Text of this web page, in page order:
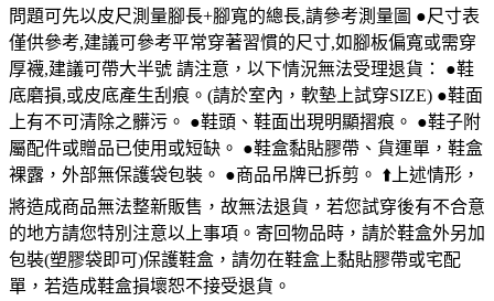
問題可先以皮尺測量腳長+腳寬的總長,請參考測量圖 ●尺寸表
僅供參考,建議可參考平常穿著習慣的尺寸,如腳板偏寬或需穿
厚襪,建議可帶大半號 請注意，以下情況無法受理退貨： ●鞋
底磨損,或皮底產生刮痕。(請於室內，軟墊上試穿SIZE) ●鞋面
上有不可清除之髒污。 ●鞋頭、鞋面出現明顯摺痕。 ●鞋子附
屬配件或贈品已使用或短缺。 ●鞋盒黏貼膠帶、貨運單，鞋盒
裸露，外部無保護袋包裝。 ●商品吊牌已拆剪。 ⬆️上述情形，
將造成商品無法整新販售，故無法退貨，若您試穿後有不合意
的地方請您特別注意以上事項。寄回物品時，請於鞋盒外另加
包裝(塑膠袋即可)保護鞋盒，請勿在鞋盒上黏貼膠帶或宅配
單，若造成鞋盒損壞恕不接受退貨。